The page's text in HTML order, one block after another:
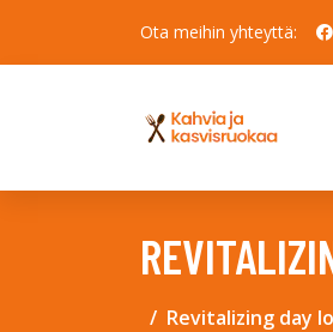
Ota meihin yhteyttä:
Revitalizing day